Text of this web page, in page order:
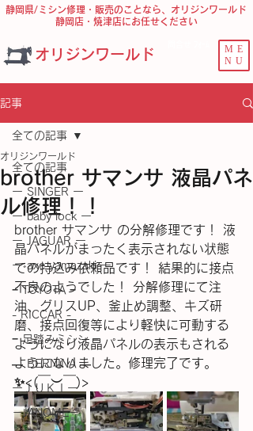
オリジンワールド
ME
NU
静岡県/ミシン修理・販売のことなら、オリジンワールド
静岡店・焼津店にお任せください
記事
全ての記事
ー SINGER ー
ー baby lock ー
ー JAGUAR ー
ー axe yamazaki ー
− TOYOTA −
- RICCAR -
− 足踏みミシン −
― BERNINA ―
ーＪＵＫＩー
－JANOME－
全ての記事
brother サマンサ 液晶パネ
ル修理！！
オリジンワールド
brother サマンサ の分解修理です！ 液
晶パネルがまったく表示されない状態
での持込み依頼品です！ 結果的に接点
不良のようでした！ 分解修理にて注
油、グリスUP、釜止め調整、キズ研
磨、接点回復等により軽快に可動する
ようになり液晶パネルの表示もされる
ようになりました。修理完了です。
✨<⁠(⁠￣⁠︶⁠￣⁠)⁠>